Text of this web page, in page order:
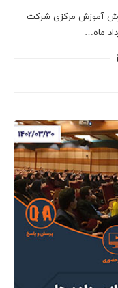
آموزش مرکزی شرکت